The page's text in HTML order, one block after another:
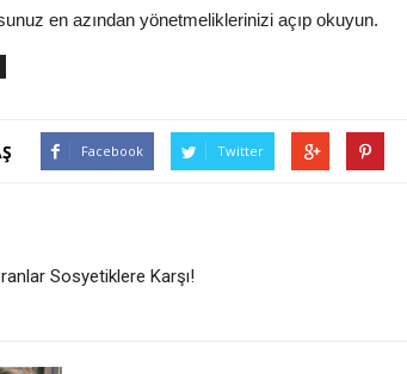
en azından yönetmeliklerinizi açıp okuyun.
Facebook Twitter
Sosyetiklere Karşı!